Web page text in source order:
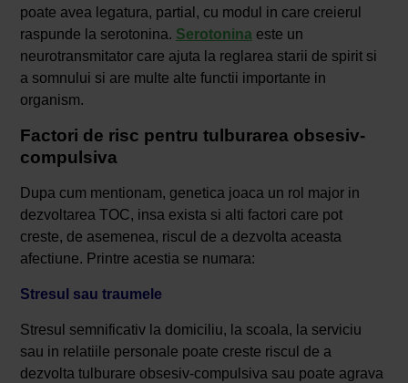
poate avea legatura, partial, cu modul in care creierul
raspunde la serotonina. Serotonina este un
neurotransmitator care ajuta la reglarea starii de spirit si
a somnului si are multe alte functii importante in
organism.
Factori de risc pentru tulburarea obsesiv-
compulsiva
Dupa cum mentionam, genetica joaca un rol major in
dezvoltarea TOC, insa exista si alti factori care pot
creste, de asemenea, riscul de a dezvolta aceasta
afectiune. Printre acestia se numara:
Stresul sau traumele
Stresul semnificativ la domiciliu, la scoala, la serviciu
sau in relatiile personale poate creste riscul de a
dezvolta tulburare obsesiv-compulsiva sau poate agrava